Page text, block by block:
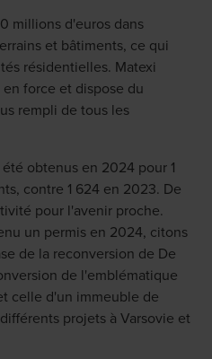
millions d'euros dans
et bâtiments, ce qui
résidentielles. Matexi
force et dispose du
rempli de tous les
obtenus en 2024 pour 1
contre 1 624 en 2023. De
pour l'avenir proche.
un permis en 2024, citons
de la reconversion de De
de l'emblématique
celle d'un immeuble de
projets à Varsovie et